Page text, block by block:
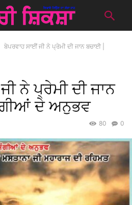
ਬੇਪਰਵਾਹ ਸਾਈਂ ਜੀ ਨੇ ਪ੍ਰੇਮੀ ਦੀ ਜਾਨ ਬਚਾਈ |
ਨੇ ਪ੍ਰੇਮੀ ਦੀ ਜਾਨ
ਦੇ ਅਨੁਭਵ
0
80